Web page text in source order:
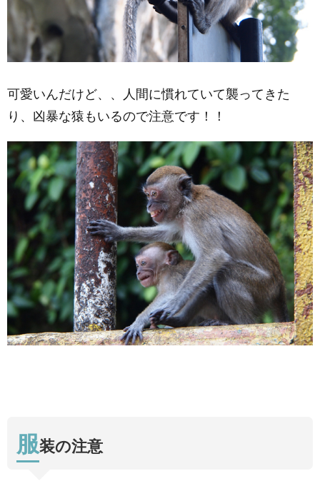
可愛いんだけど、、人間に慣れていて襲ってきた
り、凶暴な猿もいるので注意です！！
服装の注意